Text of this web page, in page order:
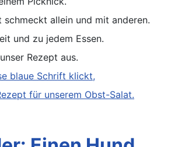
schmeckt allein und mit anderen.
und zu jedem Essen.
Rezept aus.
blaue Schrift klickt,
für unserem Obst-Salat.